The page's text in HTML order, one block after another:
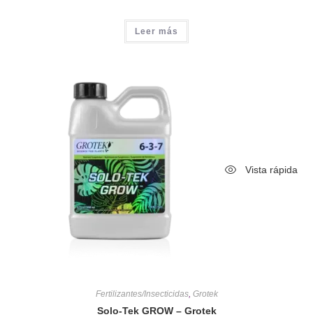
Leer más
Vista rápida
Fertilizantes/Insecticidas, Grotek
Solo-Tek GROW – Grotek